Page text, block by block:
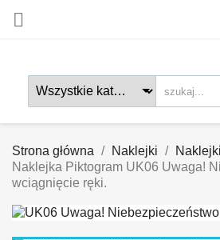

Strona główna Naklejki
Naklejka Piktogram UK06 Uwaga!
wciągnięcie ręki.